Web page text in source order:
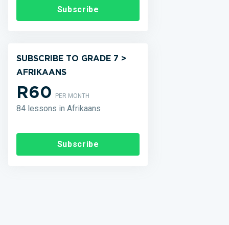
Subscribe
SUBSCRIBE TO GRADE 7 >
AFRIKAANS
R60PER MONTH
84 lessons in Afrikaans
Subscribe